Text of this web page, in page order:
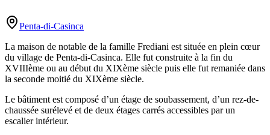
Penta-di-Casinca
La maison de notable de la famille Frediani est située en plein cœur
du village de Penta-di-Casinca. Elle fut construite à la fin du
XVIIIème ou au début du XIXème siècle puis elle fut remaniée dans
la seconde moitié du XIXème siècle.
Le bâtiment est composé d’un étage de soubassement, d’un rez-de-
chaussée surélevé et de deux étages carrés accessibles par un
escalier intérieur.